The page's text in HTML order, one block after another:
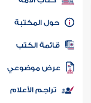
كتاب الأمة
المكتبة
الكتب
موضوعي